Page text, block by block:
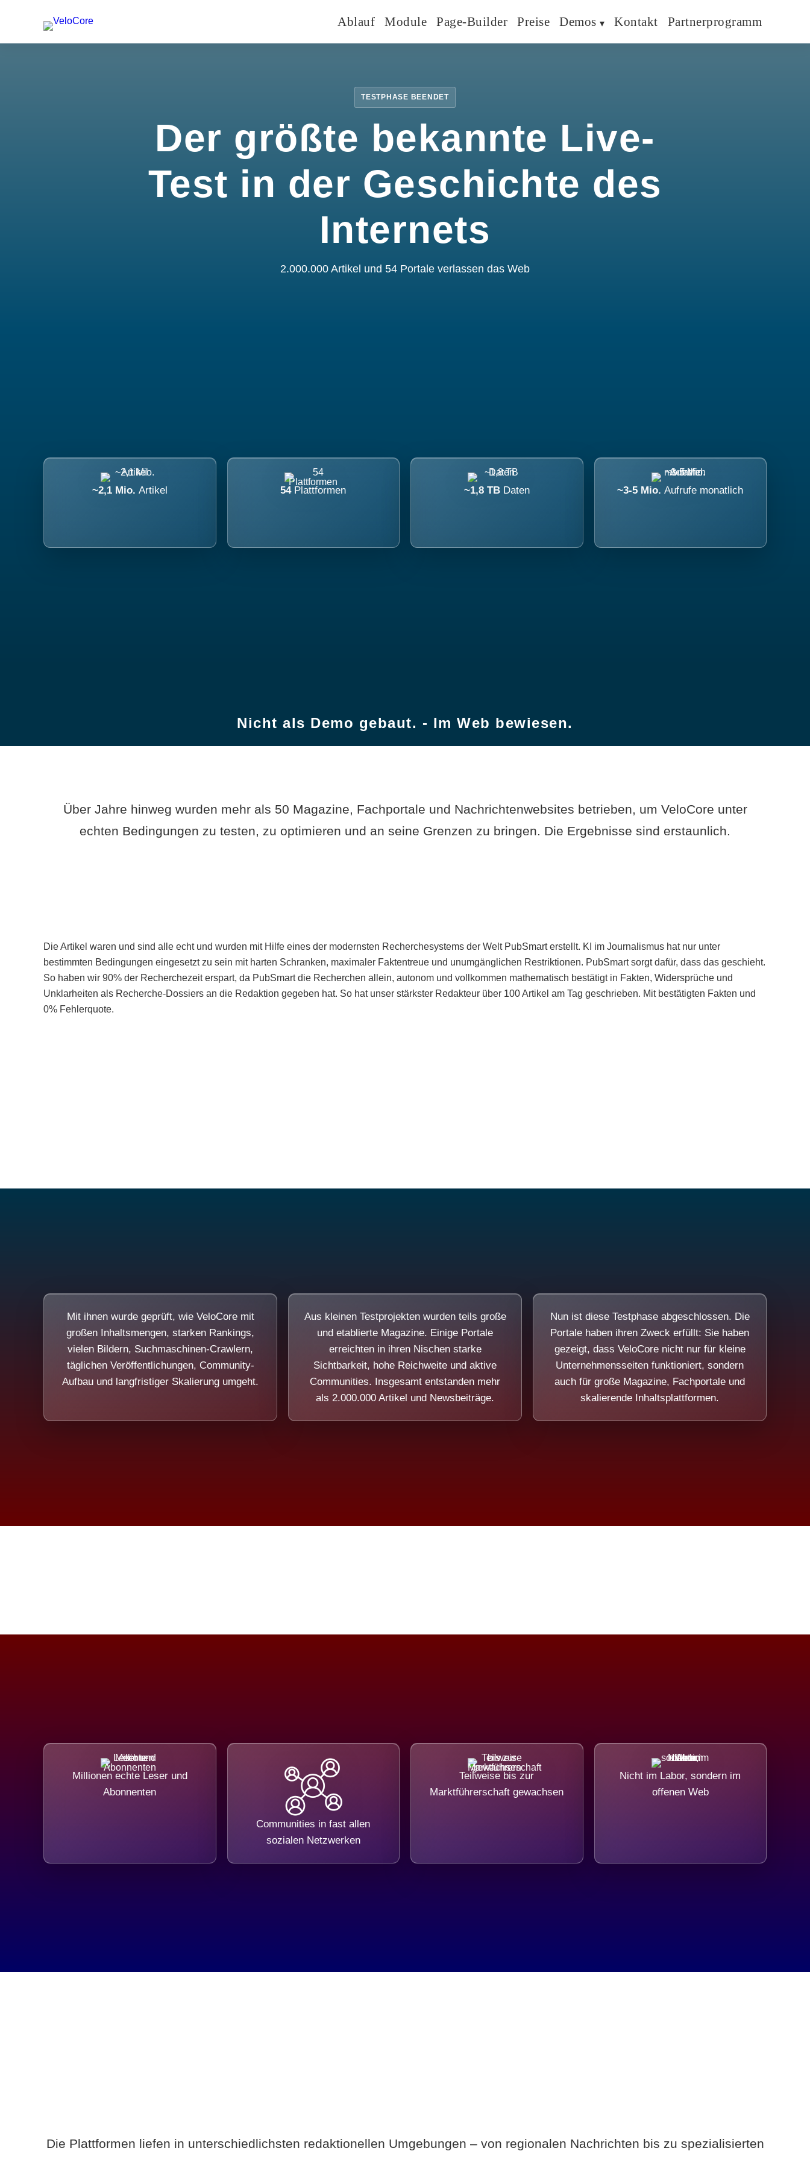
Ablauf Module Page-Builder Preise Demos Kontakt Partnerprogramm
TESTPHASE BEENDET
Der größte bekannte Live-
Test in der Geschichte des
Internets
2.000.000 Artikel und 54 Portale verlassen das Web
~2,1 Mio. Artikel 54 Plattformen ~1,8 TB Daten ~3-5 Mio.Aufrufe monatlich
Nicht als Demo gebaut. - Im Web bewiesen.
Über Jahre hinweg wurden mehr als 50 Magazine, Fachportale und Nachrichtenwebsites betrieben, um VeloCore unter
echten Bedingungen zu testen, zu optimieren und an seine Grenzen zu bringen. Die Ergebnisse sind erstaunlich.
Die Artikel waren und sind alle echt und wurden mit Hilfe eines der modernsten Recherchesystems der Welt PubSmart erstellt. KI im Journalismus hat nur unter
bestimmten Bedingungen eingesetzt zu sein mit harten Schranken, maximaler Faktentreue und unumgänglichen Restriktionen. PubSmart sorgt dafür, dass das geschieht.
So haben wir 90% der Recherchezeit erspart, da PubSmart die Recherchen allein, autonom und vollkommen mathematisch bestätigt in Fakten, Widersprüche und
Unklarheiten als Recherche-Dossiers an die Redaktion gegeben hat. So hat unser stärkster Redakteur über 100 Artikel am Tag geschrieben. Mit bestätigten Fakten und
0% Fehlerquote.
Mit ihnen wurde geprüft, wie VeloCore mit
großen Inhaltsmengen, starken Rankings,
vielen Bildern, Suchmaschinen-Crawlern,
täglichen Veröffentlichungen, Community-
Aufbau und langfristiger Skalierung umgeht.
Aus kleinen Testprojekten wurden teils große
und etablierte Magazine. Einige Portale
erreichten in ihren Nischen starke
Sichtbarkeit, hohe Reichweite und aktive
Communities. Insgesamt entstanden mehr
als 2.000.000 Artikel und Newsbeiträge.
Nun ist diese Testphase abgeschlossen. Die
Portale haben ihren Zweck erfüllt: Sie haben
gezeigt, dass VeloCore nicht nur für kleine
Unternehmensseiten funktioniert, sondern
auch für große Magazine, Fachportale und
skalierende Inhaltsplattformen.
Millionen echte Leser und
Abonnenten
Communities in fast allen
sozialen Netzwerken
Teilweise bis zur
Marktführerschaft gewachsen
Nicht im Labor, sondern im
offenen Web
Die Plattformen liefen in unterschiedlichsten redaktionellen Umgebungen – von regionalen Nachrichten bis zu spezialisierten